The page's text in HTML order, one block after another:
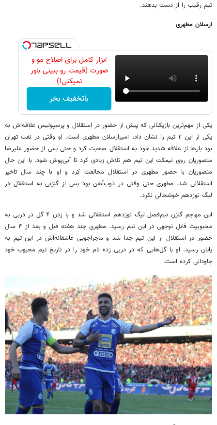
تیم رقیب را از دست بدهند.
ارسلان مطهری
ابزار کامل برای اصلاح مو و
صورت (قیمت رو ببینی باور
نمیکنی!)
باتخفیف بخر
یکی از مهم‌ترین بازیکنانی که پیش از حضور در استقلال و پرسپولیس علاقه‌اش به
یکی از این ۲ تیم را نشان داد، امیرارسلان مطهری است. او وقتی در نفت تهران
بود بارها از علاقه شدید خود به استقلال صحبت کرد و حتی پس از حضور علیرضا
منصوریان روی نیمکت این تیم هم تلاش زیادی کرد تا آبی‌پوش شود. با این حال
منصوریان با حضور مطهری در استقلال مخالفت کرد و او با چند سال تاخیر
استقلالی شد. مطهری حتی وقتی در ذوب‌آهن بود پس از گلزنی به استقلال در
لیگ نوزدهم خوشحالی نکرد.
این مهاجم گلزن نیم‌فصل لیگ نوزدهم استقلالی شد و با زدن ۴ گل در دربی به
محبوبیت قابل توجهی در این تیم رسید. مطهری چند هفته قبل و بعد از ۴ سال
حضور در استقلال از این تیم جدا شد و ماجراجویی عاشقانه‌اش در این تیم به
پایان رسید. او با گل‌هایی که در دربی زده نام خود را در تاریخ تیم محبوب خود
جاودانی کرده است.